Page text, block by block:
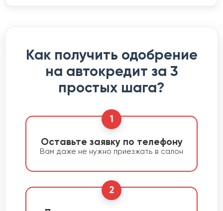
Как получить одобрение
на автокредит за 3
простых шага?
1
Оставьте заявку по телефону
Вам даже не нужно приезжать в салон
2